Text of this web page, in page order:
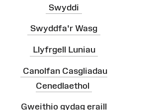
Swyddi
Swyddfa'r Wasg
Llyfrgell Luniau
Canolfan Casgliadau
Cenedlaethol
Gweithio gydag eraill